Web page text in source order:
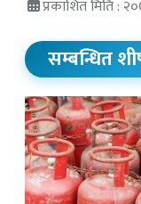
प्रकाशित मिति :
सम्बन्धित